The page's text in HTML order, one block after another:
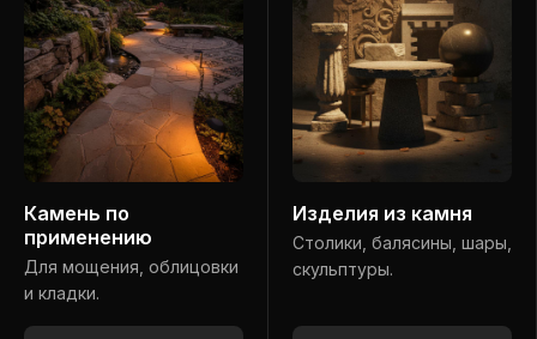
Камень по
применению
Для мощения, облицовки
и кладки.
Изделия из камня
Столики, балясины, шары,
скульптуры.